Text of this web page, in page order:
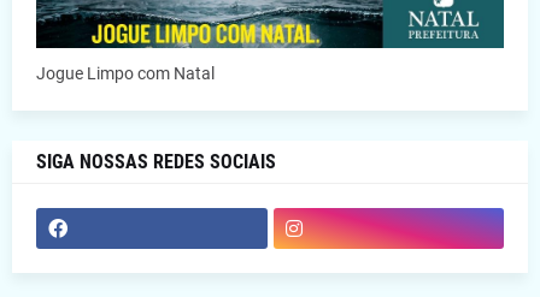
Jogue Limpo com Natal
SIGA NOSSAS REDES SOCIAIS